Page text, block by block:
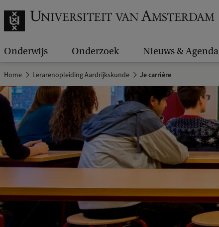
Onderwijs Onderzoek Nieuws & Agenda
Home Lerarenopleiding Aardrijkskunde Je carrière